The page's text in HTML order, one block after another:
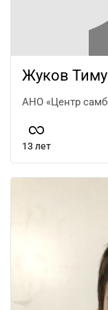
Жуков
АНО «Центр
13 лет